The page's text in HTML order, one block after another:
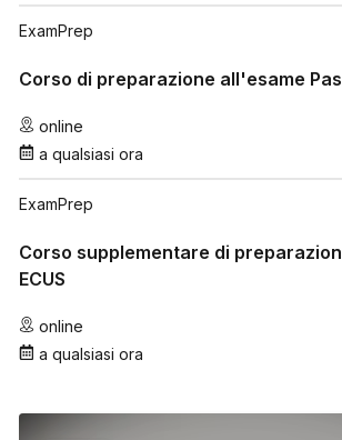
ExamPrep
Corso di preparazione all'esame
online
a qualsiasi ora
ExamPrep
Corso supplementare di
ECUS
online
a qualsiasi ora